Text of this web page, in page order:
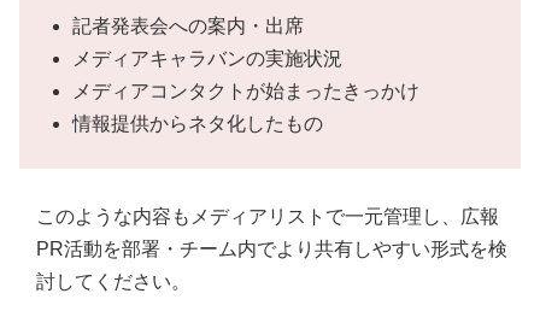
記者発表会への案内・出席
メディアキャラバンの実施状況
メディアコンタクトが始まったきっかけ
情報提供からネタ化したもの
このような内容もメディアリストで一元管理し、広報
PR活動を部署・チーム内でより共有しやすい形式を検
討してください。